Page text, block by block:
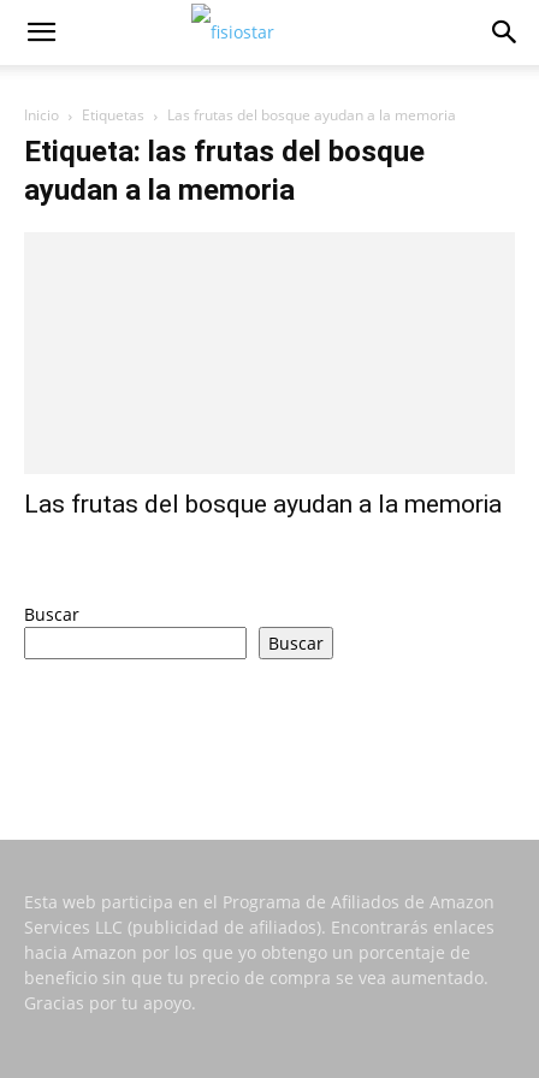
Inicio Etiquetas Las frutas del bosque ayudan a la memoria
Etiqueta: las frutas del bosque
ayudan a la memoria
Las frutas del bosque ayudan a la memoria
Buscar
Buscar
Esta web participa en el Programa de Afiliados de Amazon
Services LLC (publicidad de afiliados). Encontrarás enlaces
hacia Amazon por los que yo obtengo un porcentaje de
beneficio sin que tu precio de compra se vea aumentado.
Gracias por tu apoyo.